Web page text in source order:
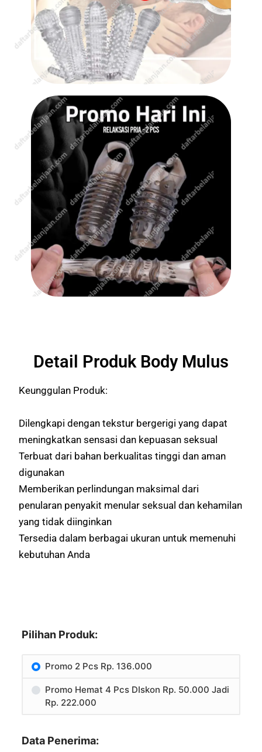
Detail Produk Body Mulus
Keunggulan Produk:
Dilengkapi dengan tekstur bergerigi yang dapat
meningkatkan sensasi dan kepuasan seksual
Terbuat dari bahan berkualitas tinggi dan aman
digunakan
Memberikan perlindungan maksimal dari
penularan penyakit menular seksual dan kehamilan
yang tidak diinginkan
Tersedia dalam berbagai ukuran untuk memenuhi
kebutuhan Anda
Pilihan Produk:
Promo 2 Pcs Rp. 136.000
Promo Hemat 4 Pcs DIskon Rp. 50.000 Jadi
Rp. 222.000
Data Penerima: